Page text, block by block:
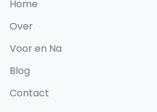
Home
Over
Voor en Na
Blog
Contact